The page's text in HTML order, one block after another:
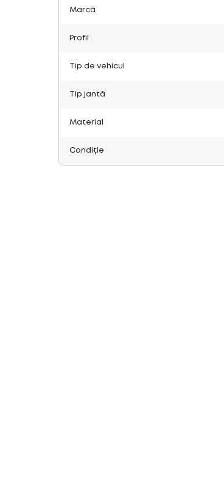
Marcă
Profil
Tip de vehicul
Tip jantă
Material
Condiție